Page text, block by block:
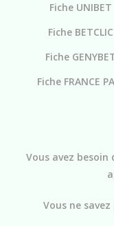
Fiche UNIBET
Fiche BETCLIC
Fiche
Fiche FRANCE
Vous avez besoin
Vous ne